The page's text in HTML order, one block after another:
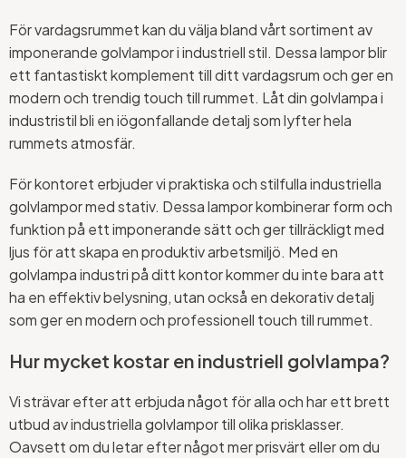
För vardagsrummet kan du välja bland vårt sortiment av
imponerande golvlampor i industriell stil. Dessa lampor blir
ett fantastiskt komplement till ditt vardagsrum och ger en
modern och trendig touch till rummet. Låt din golvlampa i
industristil bli en iögonfallande detalj som lyfter hela
rummets atmosfär.
För kontoret erbjuder vi praktiska och stilfulla industriella
golvlampor med stativ. Dessa lampor kombinerar form och
funktion på ett imponerande sätt och ger tillräckligt med
ljus för att skapa en produktiv arbetsmiljö. Med en
golvlampa industri på ditt kontor kommer du inte bara att
ha en effektiv belysning, utan också en dekorativ detalj
som ger en modern och professionell touch till rummet.
Hur mycket kostar en industriell golvlampa?
Vi strävar efter att erbjuda något för alla och har ett brett
utbud av industriella golvlampor till olika prisklasser.
Oavsett om du letar efter något mer prisvärt eller om du